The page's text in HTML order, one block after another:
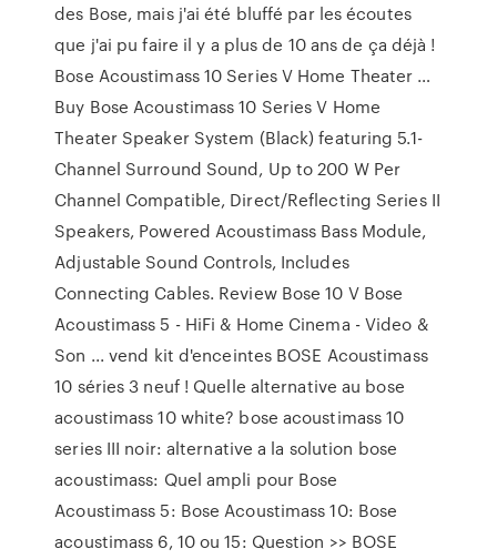
des Bose, mais j'ai été bluffé par les écoutes
que j'ai pu faire il y a plus de 10 ans de ça déjà !
Bose Acoustimass 10 Series V Home Theater …
Buy Bose Acoustimass 10 Series V Home
Theater Speaker System (Black) featuring 5.1-
Channel Surround Sound, Up to 200 W Per
Channel Compatible, Direct/Reflecting Series II
Speakers, Powered Acoustimass Bass Module,
Adjustable Sound Controls, Includes
Connecting Cables. Review Bose 10 V Bose
Acoustimass 5 - HiFi & Home Cinema - Video &
Son ... vend kit d'enceintes BOSE Acoustimass
10 séries 3 neuf ! Quelle alternative au bose
acoustimass 10 white? bose acoustimass 10
series III noir: alternative a la solution bose
acoustimass: Quel ampli pour Bose
Acoustimass 5: Bose Acoustimass 10: Bose
acoustimass 6, 10 ou 15: Question >> BOSE